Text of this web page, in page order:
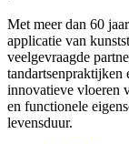
Met meer dan 60
applicatie van
veelgevraagde
innovatieve vloeren
en functionele
levensduur.